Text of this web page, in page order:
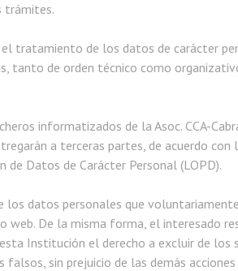
trámites.
el tratamiento de los datos de carácter
tanto de orden técnico como
informatizados de la Asoc. CCA-
a terceras partes, de acuerdo con
de Datos de Carácter Personal (LOPD).
datos personales que
web. De la misma forma, el interesado
Institución el derecho a excluir de los
sin prejuicio de las demás acciones